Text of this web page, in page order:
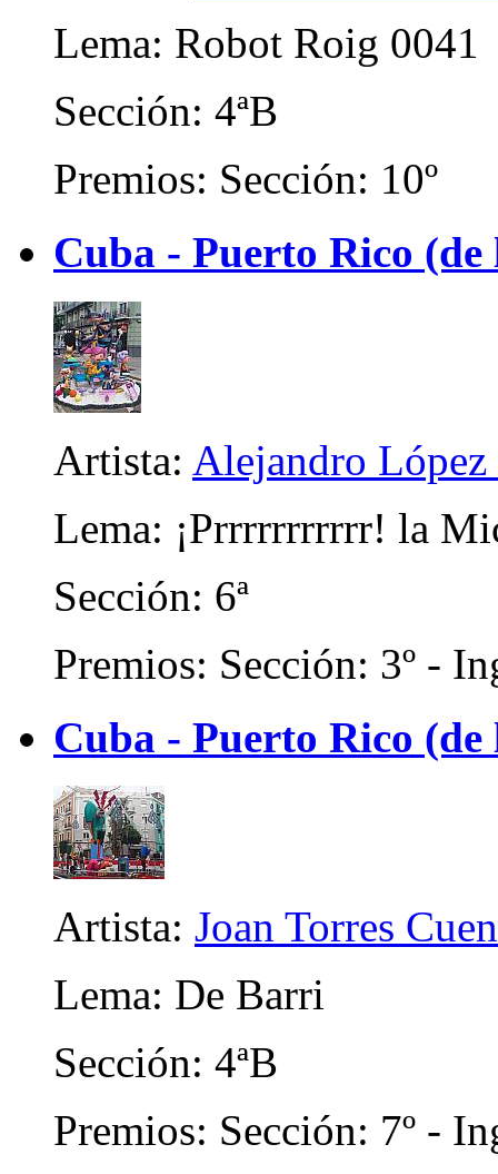
Lema: Robot Roig 0041
Sección: 4ªB
Premios: Sección: 10º
Cuba - Puerto Rico
Artista: Alejandro
Lema: ¡Prrrrrrrrrrr! la
Sección: 6ª
Premios: Sección: 3º -
Cuba - Puerto Rico
Artista: Joan Torres
Lema: De Barri
Sección: 4ªB
Premios: Sección: 7º -